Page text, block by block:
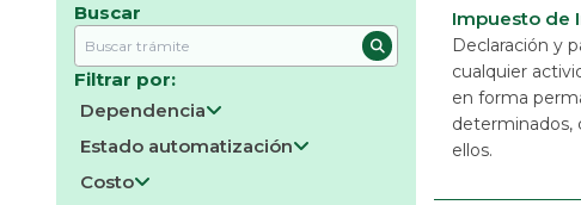
Buscar
Filtrar por:
Dependencia
Todos
Secretaría de Hacienda
Estado automatización
En línea
Costo
Impuesto de
Declaración y
cualquier
en forma
determinados,
ellos.